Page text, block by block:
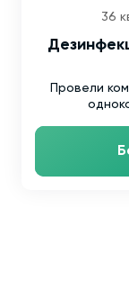
36
Провели